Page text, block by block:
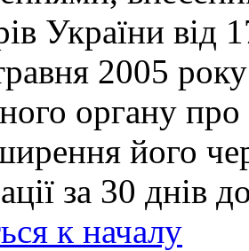
України від
2005
органу
його
за 30 днів
к началу